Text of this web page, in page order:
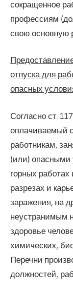
сокращенное
профессиям
свою основную
отпуска для
опасных
Согласно ст.
оплачиваемый
работникам,
(или) опасными
горных
разрезах и
заражения, на
неустранимым
здоровье
химических,
Перечни
должностей,